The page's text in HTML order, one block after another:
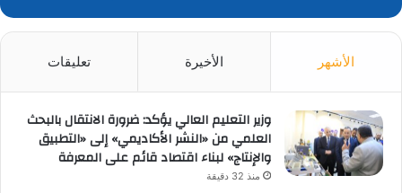
الأشهر الأخيرة تعليقات
وزير التعليم العالي يؤكد: ضرورة الانتقال بالبحث
العلمي من «النشر الأكاديمي» إلى «التطبيق
والإنتاج» لبناء اقتصاد قائم على المعرفة
منذ 32 دقيقة